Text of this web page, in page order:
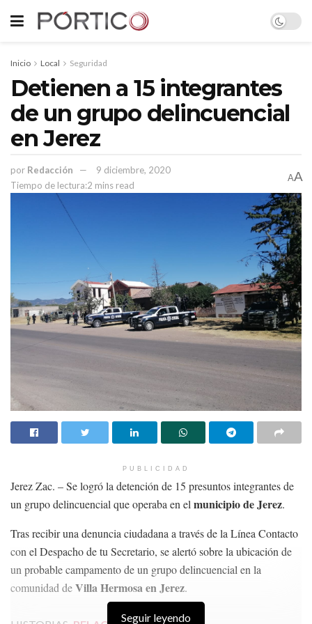
Inicio Local Seguridad
Detienen a 15 integrantes
de un grupo delincuencial
en Jerez
por Redacción
9 diciembre, 2020
Tiempo de lectura:2 mins read
AA
PUBLICIDAD
Jerez Zac. – Se logró la detención de 15 presuntos integrantes de
un grupo delincuencial que operaba en elmunicipio de Jerez.
Tras recibir una denuncia ciudadana a través de la Línea Contacto
con el Despacho de tu Secretario, se alertó sobre la ubicación de
un probable campamento de un grupo delincuencial en la
comunidad deVilla Hermosa en Jerez.
Seguir leyendo